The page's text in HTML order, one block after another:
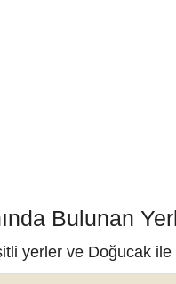
Bulunan
yerler ve Doğucak ile